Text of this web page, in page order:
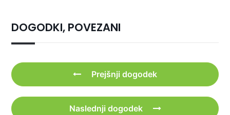
DOGODKI, POVEZANI
Prejšnji dogodek
Naslednji dogodek